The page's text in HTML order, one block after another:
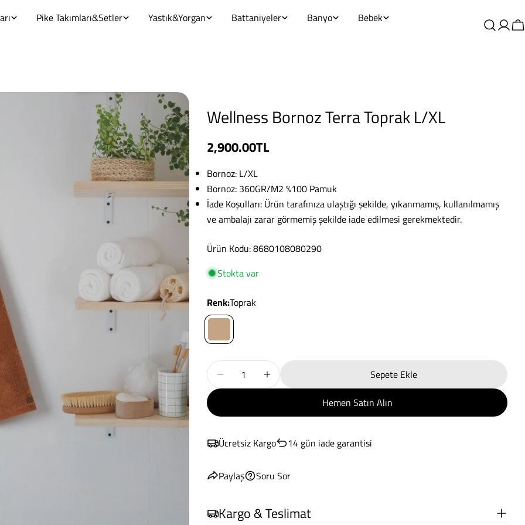
Pike Takımları&Setler Yastık&Yorgan Battaniyeler Banyo
Bebek
Giriş
Wellness Bornoz Terra Toprak L/XL
Normal
fiyat
2,900.00TL
Bornoz: L/XL
Bornoz: 360GR/M2 %100 Pamuk
İade Koşulları: Ürün tarafınıza ulaştığı şekilde, yıkanmamış, kullanılmamış
ve ambalajı zarar görmemiş şekilde iade edilmesi gerekmektedir.
Ürün Kodu: 8680108080290
Stokta var
Renk:Toprak
Miktar
Wellness Bornoz Terra Toprak L/XL Için Miktarı Azaltın
Wellness Bornoz Terra Toprak L/XL Için Miktarı Artırın
Sepete Ekle
Hemen Satın Alın
Ücretsiz Kargo 14 gün iade garantisi
Paylaş Soru Sor
Kargo & Teslimat